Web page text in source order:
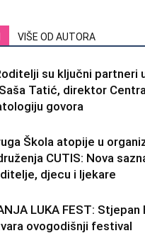
VIŠE OD AUTORA
su ključni partneri
Tatić, direktor
govora
Škola atopije u
CUTIS: Nova
djecu i ljekare
LUKA FEST: Stjepan
ovogodišnji festival